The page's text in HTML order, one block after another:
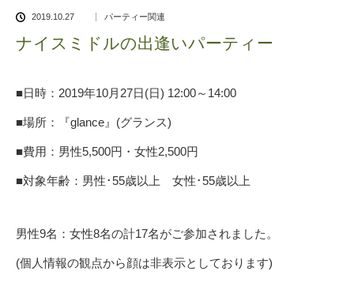
2019.10.27 パーティー関連
ナイスミドルの出逢いパーティー
■日時：2019年10月27日(日) 12:00～14:00
■場所： 『glance』(グランス)
■費用：男性5,500円・女性2,500円
■対象年齢：男性･55歳以上 女性･55歳以上
男性9名：女性8名の計17名がご参加されました。
(個人情報の観点から顔は非表示としております)